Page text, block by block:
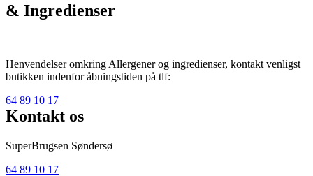
& Ingredienser
Henvendelser omkring Allergener og ingredienser, kontakt venligst
butikken indenfor åbningstiden på tlf:
64 89 10 17
Kontakt os
SuperBrugsen Søndersø
64 89 10 17